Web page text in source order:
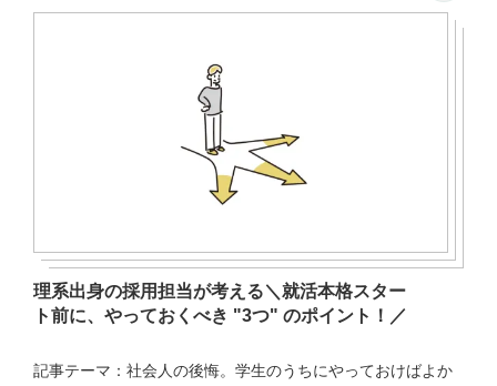
理系出身の採用担当が考える＼就活本格スター
ト前に、やっておくべき "3つ" のポイント！／
記事テーマ：社会人の後悔。学生のうちにやっておけばよか